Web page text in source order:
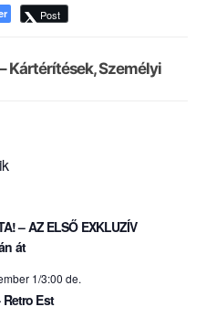
Post
Kártérítések, Személyi
– AZ ELSŐ EXKLUZÍV
át
1/3:00 de.
Est